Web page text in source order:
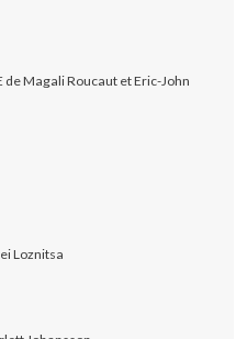
de Magali Roucaut et Eric-John
Loznitsa